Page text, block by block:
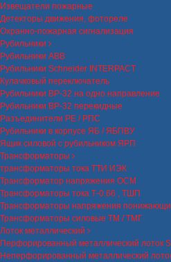
Извещатели пожарные
Детекторы движения, фотореле
Охранно-пожарная сигнализация
Рубильники
Рубильники ABB
Рубильники Schneider INTERPACT
Кулачковый переключатель
Рубильники ВР-32 на одно направление
Рубильники ВР-32 перекидные
Разъединители РЕ / РПС
Рубильники в корпусе ЯБ / ЯБПВУ
Ящик силовой с рубильником ЯРП
Трансформаторы
трансформаторы тока ТТИ ИЭК
Трансформатор напряжения ОСМ
Трансформаторы тока Т-0.66 , ТШП
Трансформаторы напряжения
Трансформаторы силовые ТМ / ТМГ
Лоток металлический
Перфорированный металлический лоток
Неперфорированный металлический